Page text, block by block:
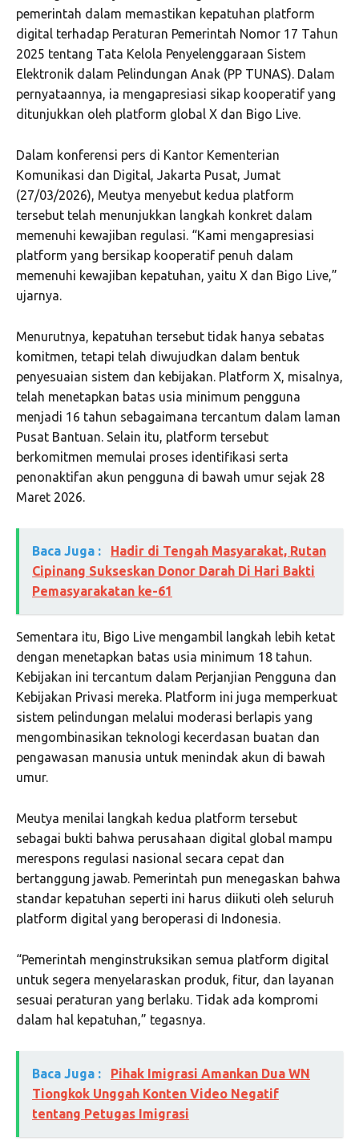
pemerintah dalam memastikan kepatuhan platform
digital terhadap Peraturan Pemerintah Nomor 17 Tahun
2025 tentang Tata Kelola Penyelenggaraan Sistem
Elektronik dalam Pelindungan Anak (PP TUNAS). Dalam
pernyataannya, ia mengapresiasi sikap kooperatif yang
ditunjukkan oleh platform global X dan Bigo Live.
Dalam konferensi pers di Kantor Kementerian
Komunikasi dan Digital, Jakarta Pusat, Jumat
(27/03/2026), Meutya menyebut kedua platform
tersebut telah menunjukkan langkah konkret dalam
memenuhi kewajiban regulasi. “Kami mengapresiasi
platform yang bersikap kooperatif penuh dalam
memenuhi kewajiban kepatuhan, yaitu X dan Bigo Live,”
ujarnya.
Menurutnya, kepatuhan tersebut tidak hanya sebatas
komitmen, tetapi telah diwujudkan dalam bentuk
penyesuaian sistem dan kebijakan. Platform X, misalnya,
telah menetapkan batas usia minimum pengguna
menjadi 16 tahun sebagaimana tercantum dalam laman
Pusat Bantuan. Selain itu, platform tersebut
berkomitmen memulai proses identifikasi serta
penonaktifan akun pengguna di bawah umur sejak 28
Maret 2026.
Baca Juga :
Hadir di Tengah Masyarakat, Rutan
Cipinang Sukseskan Donor Darah Di Hari Bakti
Pemasyarakatan ke-61
Sementara itu, Bigo Live mengambil langkah lebih ketat
dengan menetapkan batas usia minimum 18 tahun.
Kebijakan ini tercantum dalam Perjanjian Pengguna dan
Kebijakan Privasi mereka. Platform ini juga memperkuat
sistem pelindungan melalui moderasi berlapis yang
mengombinasikan teknologi kecerdasan buatan dan
pengawasan manusia untuk menindak akun di bawah
umur.
Meutya menilai langkah kedua platform tersebut
sebagai bukti bahwa perusahaan digital global mampu
merespons regulasi nasional secara cepat dan
bertanggung jawab. Pemerintah pun menegaskan bahwa
standar kepatuhan seperti ini harus diikuti oleh seluruh
platform digital yang beroperasi di Indonesia.
“Pemerintah menginstruksikan semua platform digital
untuk segera menyelaraskan produk, fitur, dan layanan
sesuai peraturan yang berlaku. Tidak ada kompromi
dalam hal kepatuhan,” tegasnya.
Baca Juga :
Pihak Imigrasi Amankan Dua WN
Tiongkok Unggah Konten Video Negatif
tentang Petugas Imigrasi